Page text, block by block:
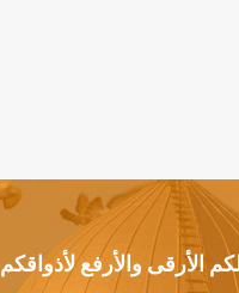
الأرقى والأرفع لأذواقكم